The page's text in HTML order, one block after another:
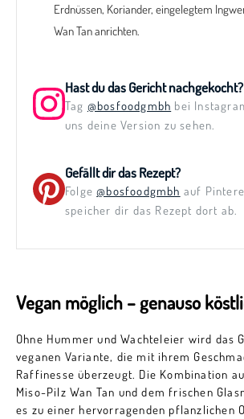
Erdnüssen, Koriander, eingelegtem
Wan Tan anrichten.
Hast du das Gericht nachgekocht?
Tag @bosfoodgmbh bei
uns deine Version zu sehen.
Gefällt dir das Rezept?
Folge@bosfoodgmbh auf
speicher dir das Rezept dort ab.
Vegan möglich – genauso
Ohne Hummer und Wachteleier wird das
veganen Variante, die mit ihrem
Raffinesse überzeugt. Die Kombination
Miso-Pilz Wan Tan und dem frischen
es zu einer hervorragenden pflanzlichen